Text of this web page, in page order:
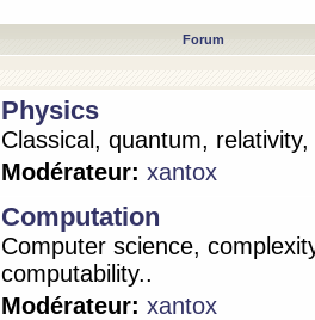
Forum
Physics
Classical, quantum,
Modérateur: xantox
Computation
Computer science,
computability..
Modérateur: xantox